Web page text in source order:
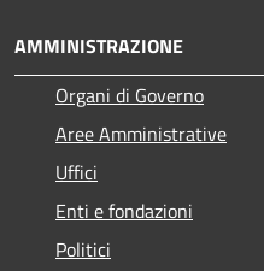
AMMINISTRAZIONE
Organi di Governo
Aree Amministrative
Uffici
Enti e fondazioni
Politici